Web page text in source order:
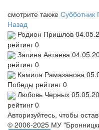
смотрите также Субботник
Назад
Родион Пришлов
рейтинг 0
Залина Автаева
рейтинг 0
Камила Рамазанова
Победы рейтинг 0
Любовь Черных
рейтинг 0
Авторизуйтесь, чтобы
© 2006-2025 МУ